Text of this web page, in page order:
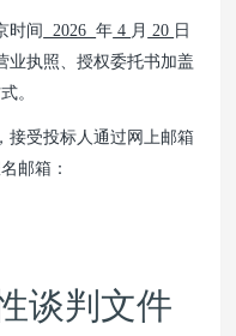
时间 2026年 4 月 20 日
业执照、授权委托书加盖
。
接受投标人通过网上邮箱
邮箱：
谈判文件